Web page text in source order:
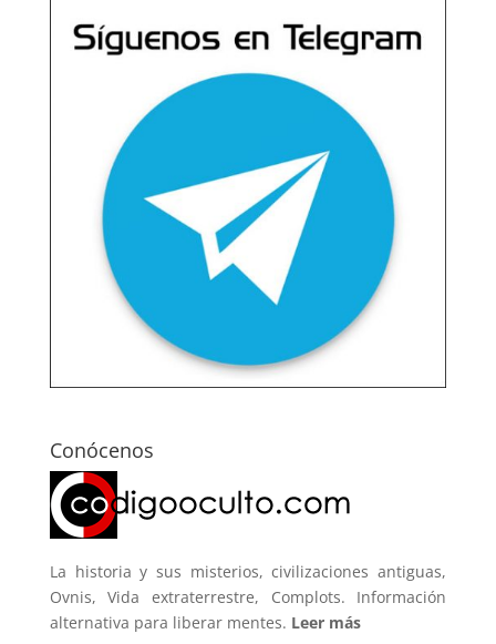
Conócenos
La historia y sus misterios, civilizaciones antiguas,
Ovnis, Vida extraterrestre, Complots. Información
alternativa para liberar mentes. Leer más